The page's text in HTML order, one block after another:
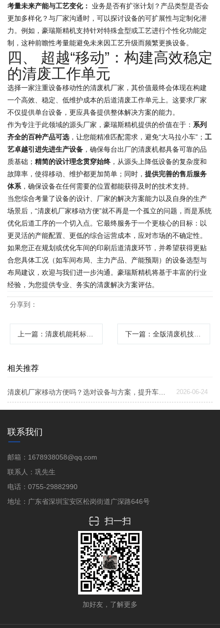
考量未来产能与工艺变化：
业务是否有扩张计划？产品类型是否会
更加多样化？与厂家沟通时，可以探讨设备的可扩展性与定制化潜
力。例如，豪瑞斯精机支持针对特殊盒型或工艺进行个性化功能定
制，这种前瞻性考量能避免未来因工艺升级而频繁更换设备。
四、 超越“移动”：构建高效稳定
的清废工作单元
选择一家注重设备移动性的清废机厂家，其价值最终会体现在构建
一个高效、稳定、低维护成本的后道清废工作单元上。这要求厂家
不仅提供单台设备，更应具备提供整体解决方案的能力。
作为专注于此领域的源头厂家，豪瑞斯精机提供的价值在于： 系列
齐全的百种产品可选，让您能精准匹配需求，避免“大马拉小车”； 工
艺卓越引进先进生产设备 ，确保每台出厂的清废机都具备可靠的品
质基础； 精简的设计理念贯穿始终，从源头上降低设备的复杂度和
故障率，使得移动、维护都更加简单；同时， 提供完善的售后服务
体系 ，确保设备在任何需要的位置都能获得及时的技术支持。
当您综合考量了设备的设计、厂家的解决方案能力以及自身的生产
场景后，“清废机厂家移动方便”就不再是一个孤立的问题，而是系统
优化后道工序的一个切入点。它最终服务于一个更核心的目标：以
更灵活的产能配置、更低的综合运营成本，应对市场的不确定性。
如果您正在规划或优化车间的印刷后道清废环节，并希望获得更贴
合您具体工况（如车间布局、主力产品、产能预期）的设备选型与
布局建议，欢迎与我们进一步沟通。豪瑞斯精机将基于丰富的行业
经验，为您提供专业、务实的清废解决方案评估。
分享到：
上一篇 ：清废机能耗标准解析：厂家如何定义与客户如何评估节能效益 下一篇 ：全版清废机技术交流会：高效模切后道清废的关键技术与选型建议
相关推荐
2026-06-24
联系我们
邮箱：1678938058@qq.com
联系人：巩先生
电话：0755-29882990
地址：广东省深圳宝安区松岗街道广深路646号
扫一扫
加好友，了解更多